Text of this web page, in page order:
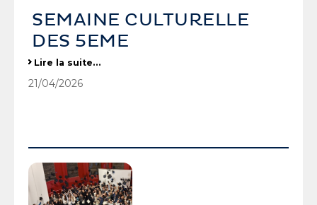
SEMAINE CULTURELLE
DES 5EME
SEMAINE CULTURELLE DES 5EME
Lire la suite…
21/04/2026